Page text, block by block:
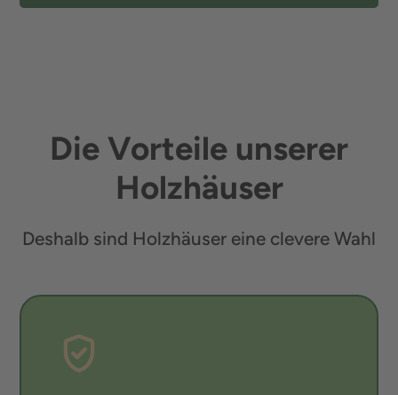
Die Vorteile unserer
Holzhäuser
Deshalb sind Holzhäuser eine clevere Wahl